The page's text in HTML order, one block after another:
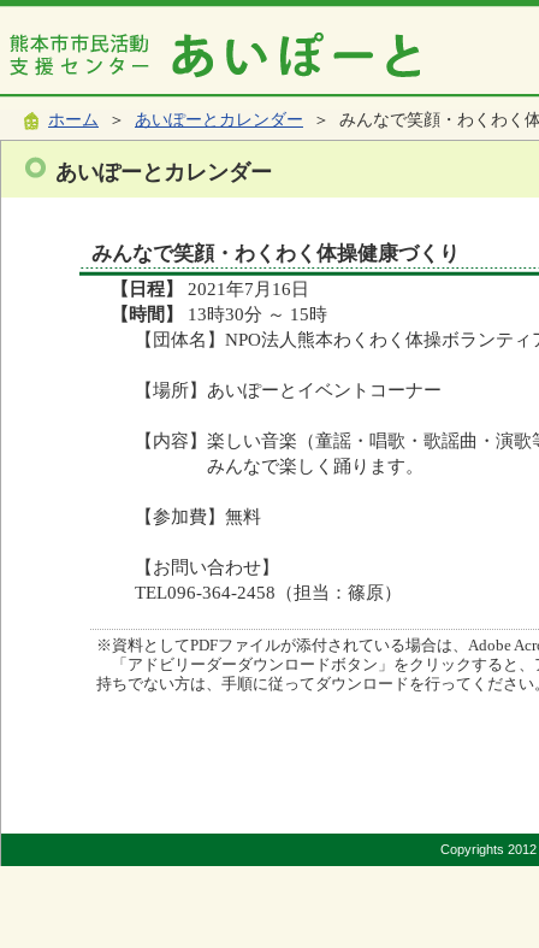
ホーム ＞ あいぽーとカレンダー ＞ みんなで笑顔・わくわく
あいぽーとカレンダー
みんなで笑顔・わくわく体操健康づくり
【日程】
2021年7月16日
【時間】
13時30分 ～ 15時
【団体名】NPO法人熊本わくわく体操ボランティ
【場所】あいぽーとイベントコーナー
【内容】楽しい音楽（童謡・唱歌・歌謡曲・演
みんなで楽しく踊ります。
【参加費】無料
【お問い合わせ】
TEL096-364-2458（担当：篠原）
※資料としてPDFファイルが添付されている場合は、Adobe
「アドビリーダーダウンロードボタン」をクリックすると
持ちでない方は、手順に従ってダウンロードを行ってください
Copyrights